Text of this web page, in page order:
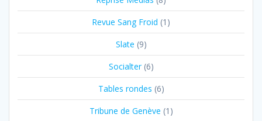
Revue Sang Froid (1)
Slate (9)
Socialter(6)
Tables rondes (6)
Tribune de Genève (1)